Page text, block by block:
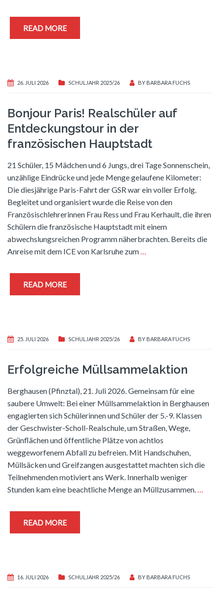
READ MORE
26. JULI 2026 SCHULJAHR 2025/26 BY BARBARA FUCHS
Bonjour Paris! Realschüler auf
Entdeckungstour in der
französischen Hauptstadt
21 Schüler, 15 Mädchen und 6 Jungs, drei Tage Sonnenschein,
unzählige Eindrücke und jede Menge gelaufene Kilometer:
Die diesjährige Paris-Fahrt der GSR war ein voller Erfolg.
Begleitet und organisiert wurde die Reise von den
Französischlehrerinnen Frau Ress und Frau Kerhault, die ihren
Schülern die französische Hauptstadt mit einem
abwechslungsreichen Programm näherbrachten. Bereits die
Anreise mit dem ICE von Karlsruhe zum…
READ MORE
25. JULI 2026 SCHULJAHR 2025/26 BY BARBARA FUCHS
Erfolgreiche Müllsammelaktion
Berghausen (Pfinztal), 21. Juli 2026. Gemeinsam für eine
saubere Umwelt: Bei einer Müllsammelaktion in Berghausen
engagierten sich Schülerinnen und Schüler der 5.-9. Klassen
der Geschwister-Scholl-Realschule, um Straßen, Wege,
Grünflächen und öffentliche Plätze von achtlos
weggeworfenem Abfall zu befreien. Mit Handschuhen,
Müllsäcken und Greifzangen ausgestattet machten sich die
Teilnehmenden motiviert ans Werk. Innerhalb weniger
Stunden kam eine beachtliche Menge an Müllzusammen.…
READ MORE
16. JULI 2026 SCHULJAHR 2025/26 BY BARBARA FUCHS